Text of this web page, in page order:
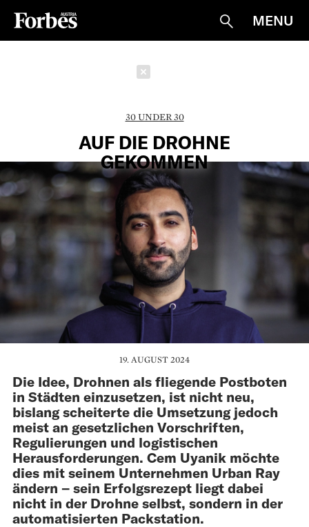
Suche
MENU
30 UNDER 30
AUF DIE DROHNE
GEKOMMEN
19. AUGUST 2024
Die Idee, Drohnen als fliegende Postboten
in Städten einzusetzen, ist nicht neu,
bislang scheiterte die Umsetzung jedoch
meist an gesetzlichen Vorschriften,
Regulierungen und logistischen
Herausforderungen. Cem Uyanik möchte
dies mit seinem Unternehmen Urban Ray
ändern – sein Erfolgsrezept liegt dabei
nicht in der Drohne selbst, sondern in der
automatisierten Packstation.